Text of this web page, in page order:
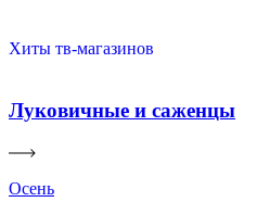
Хиты тв-магазинов
Луковичные и саженцы
Осень